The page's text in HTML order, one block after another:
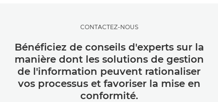
CONTACTEZ-NOUS
Bénéficiez de conseils d'experts sur la
manière dont les solutions de gestion
de l'information peuvent rationaliser
vos processus et favoriser la mise en
conformité.